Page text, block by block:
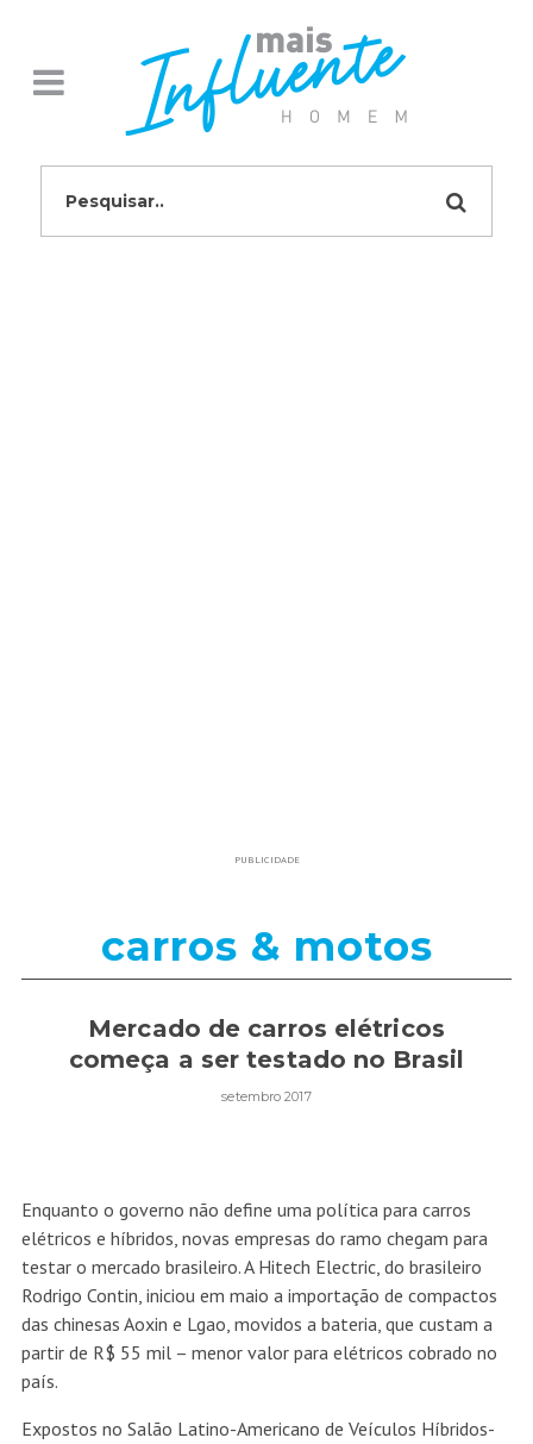
PUBLICIDADE
carros & motos
Mercado de carros elétricos
começa a ser testado no Brasil
setembro 2017
Enquanto o governo não define uma política para carros
elétricos e híbridos, novas empresas do ramo chegam para
testar o mercado brasileiro. A Hitech Electric, do brasileiro
Rodrigo Contin, iniciou em maio a importação de compactos
das chinesas Aoxin e Lgao, movidos a bateria, que custam a
partir de R$ 55 mil – menor valor para elétricos cobrado no
país.
Expostos no Salão Latino-Americano de Veículos Híbridos-